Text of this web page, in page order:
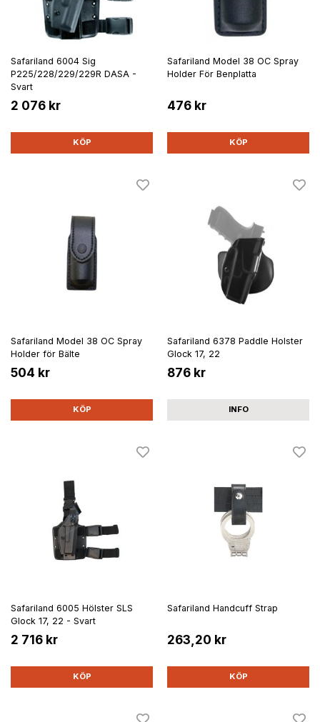
Safariland 6004 Sig
P225/228/229/229R DASA -
Svart
2 076 kr
KÖP
Safariland Model 38 OC Spray
Holder För Benplatta
476 kr
KÖP
Safariland Model 38 OC Spray
Holder för Bälte
504 kr
KÖP
Safariland 6378 Paddle Holster
Glock 17, 22
876 kr
INFO
Safariland 6005 Hölster SLS
Glock 17, 22 - Svart
2 716 kr
KÖP
Safariland Handcuff Strap
263,20 kr
KÖP